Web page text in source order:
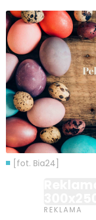
[fot. Bia24]